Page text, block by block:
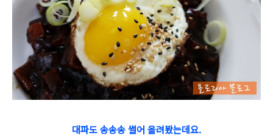
대파도 송송송 썰어 올려봤는데요.